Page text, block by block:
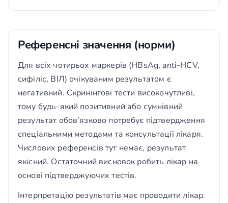
Референсні значення (норми)
Для всіх чотирьох маркерів (HBsAg, anti-HCV,
сифіліс, ВІЛ) очікуваним результатом є
негативний. Скринінгові тести високочутливі,
тому будь-який позитивний або сумнівний
результат обов'язково потребує підтвердження
спеціальними методами та консультації лікаря.
Числових референсів тут немає, результат
якісний. Остаточний висновок робить лікар на
основі підтверджуючих тестів.
Інтерпретацію результатів має проводити лікар.